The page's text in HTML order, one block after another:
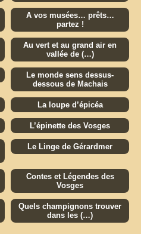
A vos musées… prêts…
partez !
Au vert et au grand air en
vallée de (…)
Le monde sens dessus-
dessous de Machais
La loupe d’épicéa
L’épinette des Vosges
Le Linge de Gérardmer
Contes et Légendes des
Vosges
Quels champignons trouver
dans les (…)